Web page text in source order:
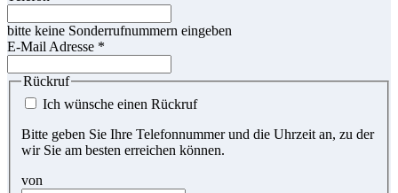
bitte keine Sonderrufnummern eingeben
E-Mail Adresse *
Rückruf
Ich wünsche einen Rückruf
Bitte geben Sie Ihre Telefonnummer und die Uhrzeit an, zu der
wir Sie am besten erreichen können.
von